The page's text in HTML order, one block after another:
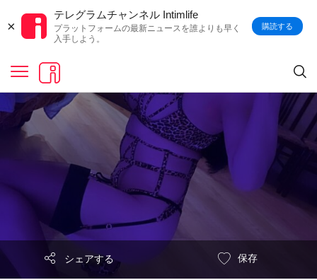
×
テレグラムチャンネル Intimlife
プラットフォームの最新ニュースを誰よりも早く
入手しよう。
購読する
シェアする 保存